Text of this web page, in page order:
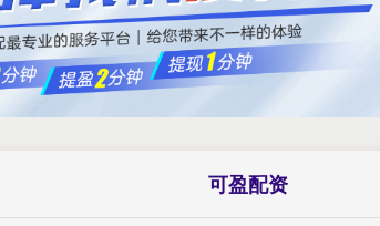
可盈配资